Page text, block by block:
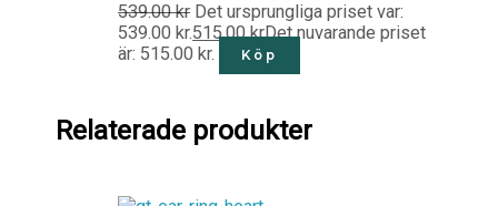
539.00kr Det ursprungliga priset var:
539.00 kr.515.00krDet nuvarande priset
är: 515.00 kr.
Köp
Relaterade produkter